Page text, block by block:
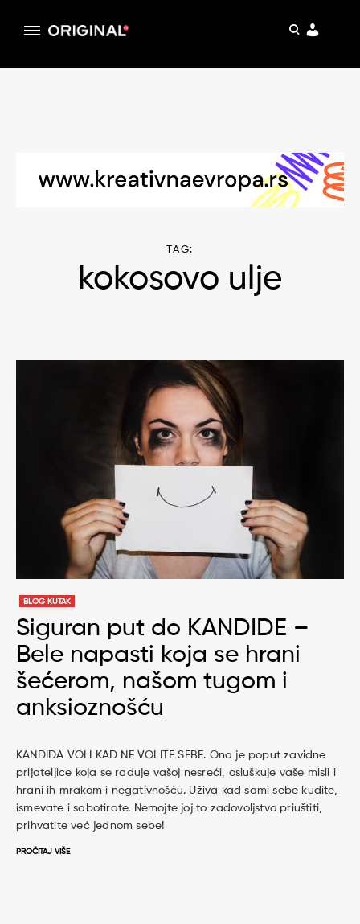
pretraga
TAG:
kokosovo ulje
BLOG KUTAK
Siguran put do KANDIDE –
Bele napasti koja se hrani
šećerom, našom tugom i
anksioznošću
KANDIDA VOLI KAD NE VOLITE SEBE. Ona je poput zavidne
prijateljice koja se raduje vašoj nesreći, osluškuje vaše misli i
hrani ih mrakom i negativnošću. Uživa kad sami sebe kudite,
ismevate i sabotirate. Nemojte joj to zadovoljstvo priuštiti,
prihvatite već jednom sebe!
PROČITAJ VIŠE